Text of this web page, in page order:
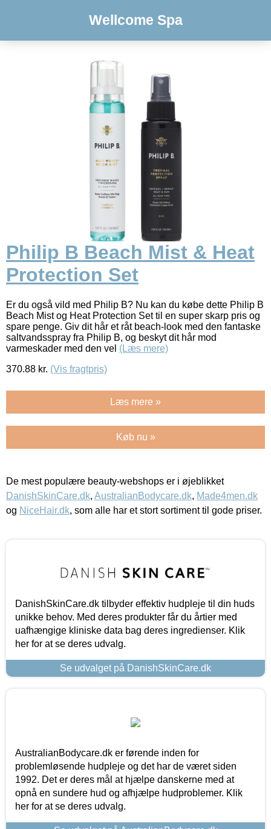
Wellcome Spa
Philip B Beach Mist & Heat
Protection Set
Er du også vild med Philip B? Nu kan du købe dette Philip B
Beach Mist og Heat Protection Set til en super skarp pris og
spare penge. Giv dit hår et råt beach-look med den fantaske
saltvandsspray fra Philip B, og beskyt dit hår mod
varmeskader med den vel (Læs mere)
370.88 kr. (Vis fragtpris)
Læs mere »
Køb nu »
De mest populære beauty-webshops er i øjeblikket
DanishSkinCare.dk, AustralianBodycare.dk, Made4men.dk
og NiceHair.dk, som alle har et stort sortiment til gode priser.
DanishSkinCare.dk tilbyder effektiv hudpleje til din huds
unikke behov. Med deres produkter får du årtier med
uafhængige kliniske data bag deres ingredienser. Klik
her for at se deres udvalg.
Se udvalget på DanishSkinCare.dk
AustralianBodycare.dk er førende inden for
problemløsende hudpleje og det har de været siden
1992. Det er deres mål at hjælpe danskerne med at
opnå en sundere hud og afhjælpe hudproblemer. Klik
her for at se deres udvalg.